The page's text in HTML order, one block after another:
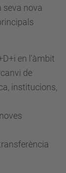
seva nova
en l'àmbit
de
institucions,